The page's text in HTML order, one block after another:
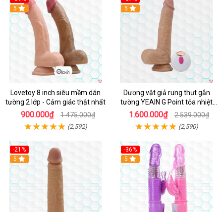
Hot
5
Lovetoy 8 inch siêu mềm dán
tường 2 lớp - Cảm giác thật nhất
900.000₫ 1.475.000₫
(2,592)
5
Dương vật giả rung thụt gắn
tường YEAIN G Point tỏa nhiệt
điều khiển từ xa
1.600.000₫ 2.539.000₫
(2,590)
-21%
Hot
5
-36%
Hot
5